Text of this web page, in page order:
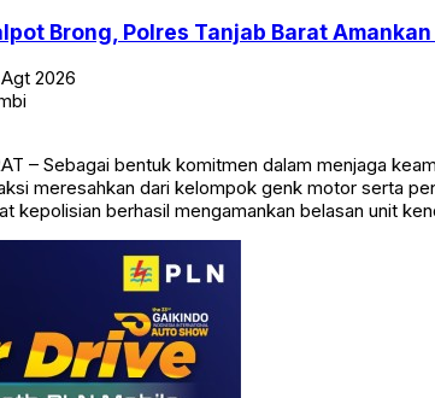
Brong, Polres Tanjab Barat
2026
– Sebagai bentuk komitmen dalam menjaga
meresahkan dari kelompok genk motor serta
kepolisian berhasil mengamankan belasan unit